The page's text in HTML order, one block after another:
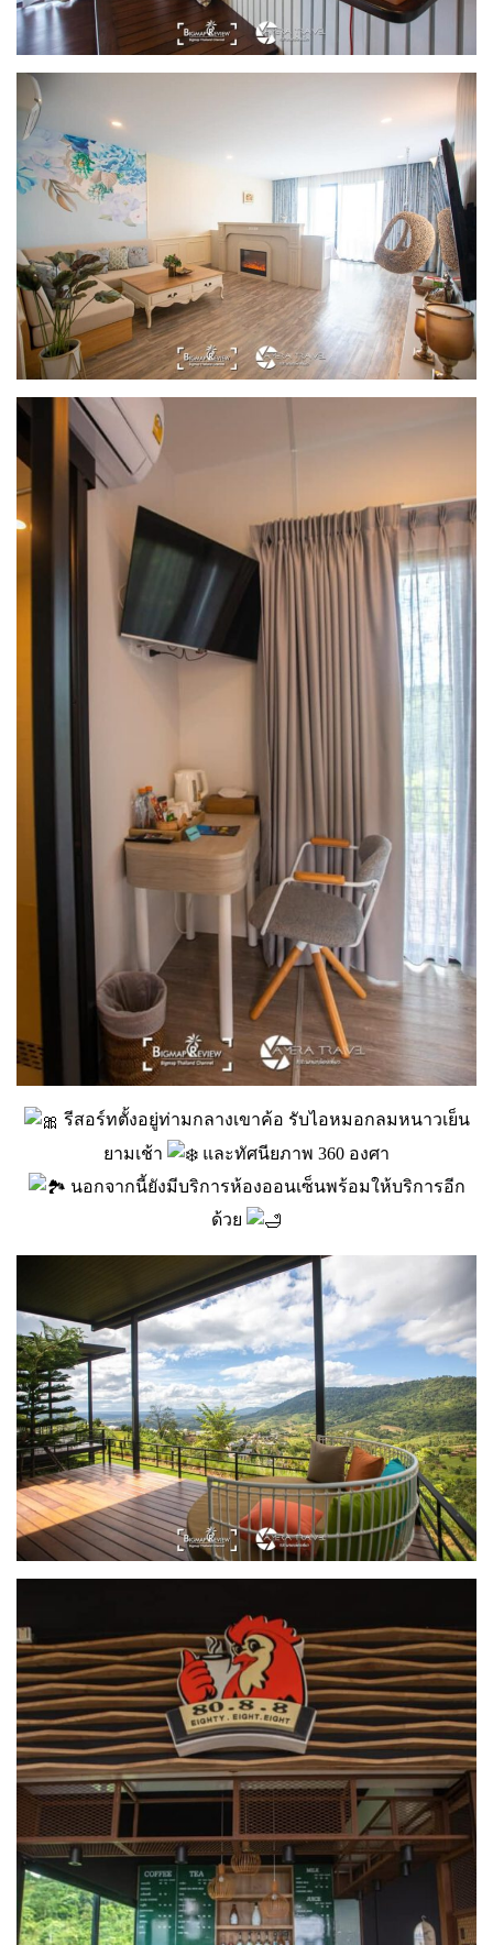
รีสอร์ทตั้งอยู่ท่ามกลางเขาค้อ รับไอหมอกลมหนาวเย็น
ยามเช้า
และทัศนียภาพ 360 องศา
นอกจากนี้ยังมีบริการห้องออนเซ็นพร้อมให้บริการอีก
ด้วย